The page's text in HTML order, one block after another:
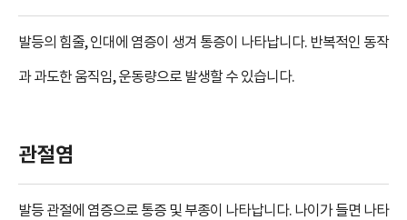
발등의 힘줄, 인대에 염증이 생겨 통증이 나타납니다. 반복적인 동작
과 과도한 움직임, 운동량으로 발생할 수 있습니다.
관절염
발등 관절에 염증으로 통증 및 부종이 나타납니다. 나이가 들면 나타